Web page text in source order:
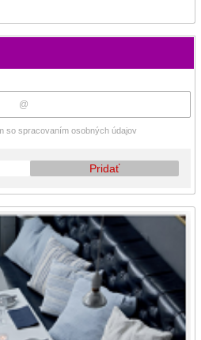
so spracovaním osobných údajov
Pridať